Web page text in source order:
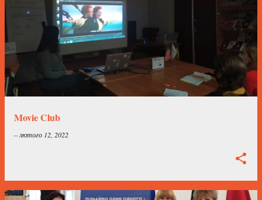
Movie Club
–лютого 12, 2022